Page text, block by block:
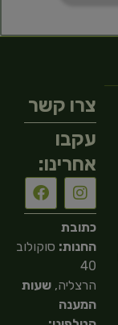
צרו קשר
עקבו
אחרינו:
כתובת
החנות: סוקולוב
40
הרצליה,שעות
המענה